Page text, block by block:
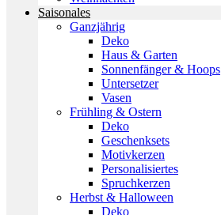
Saisonales
Ganzjährig
Deko
Haus & Garten
Sonnenfänger & Hoops
Untersetzer
Vasen
Frühling & Ostern
Deko
Geschenksets
Motivkerzen
Personalisiertes
Spruchkerzen
Herbst & Halloween
Deko